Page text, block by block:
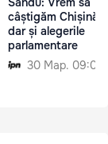
câștigăm
dar și alegerile
parlamentare
30 Мар. 09:06